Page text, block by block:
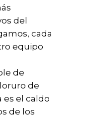
del
cada
equipo
de
de
es el caldo
de los